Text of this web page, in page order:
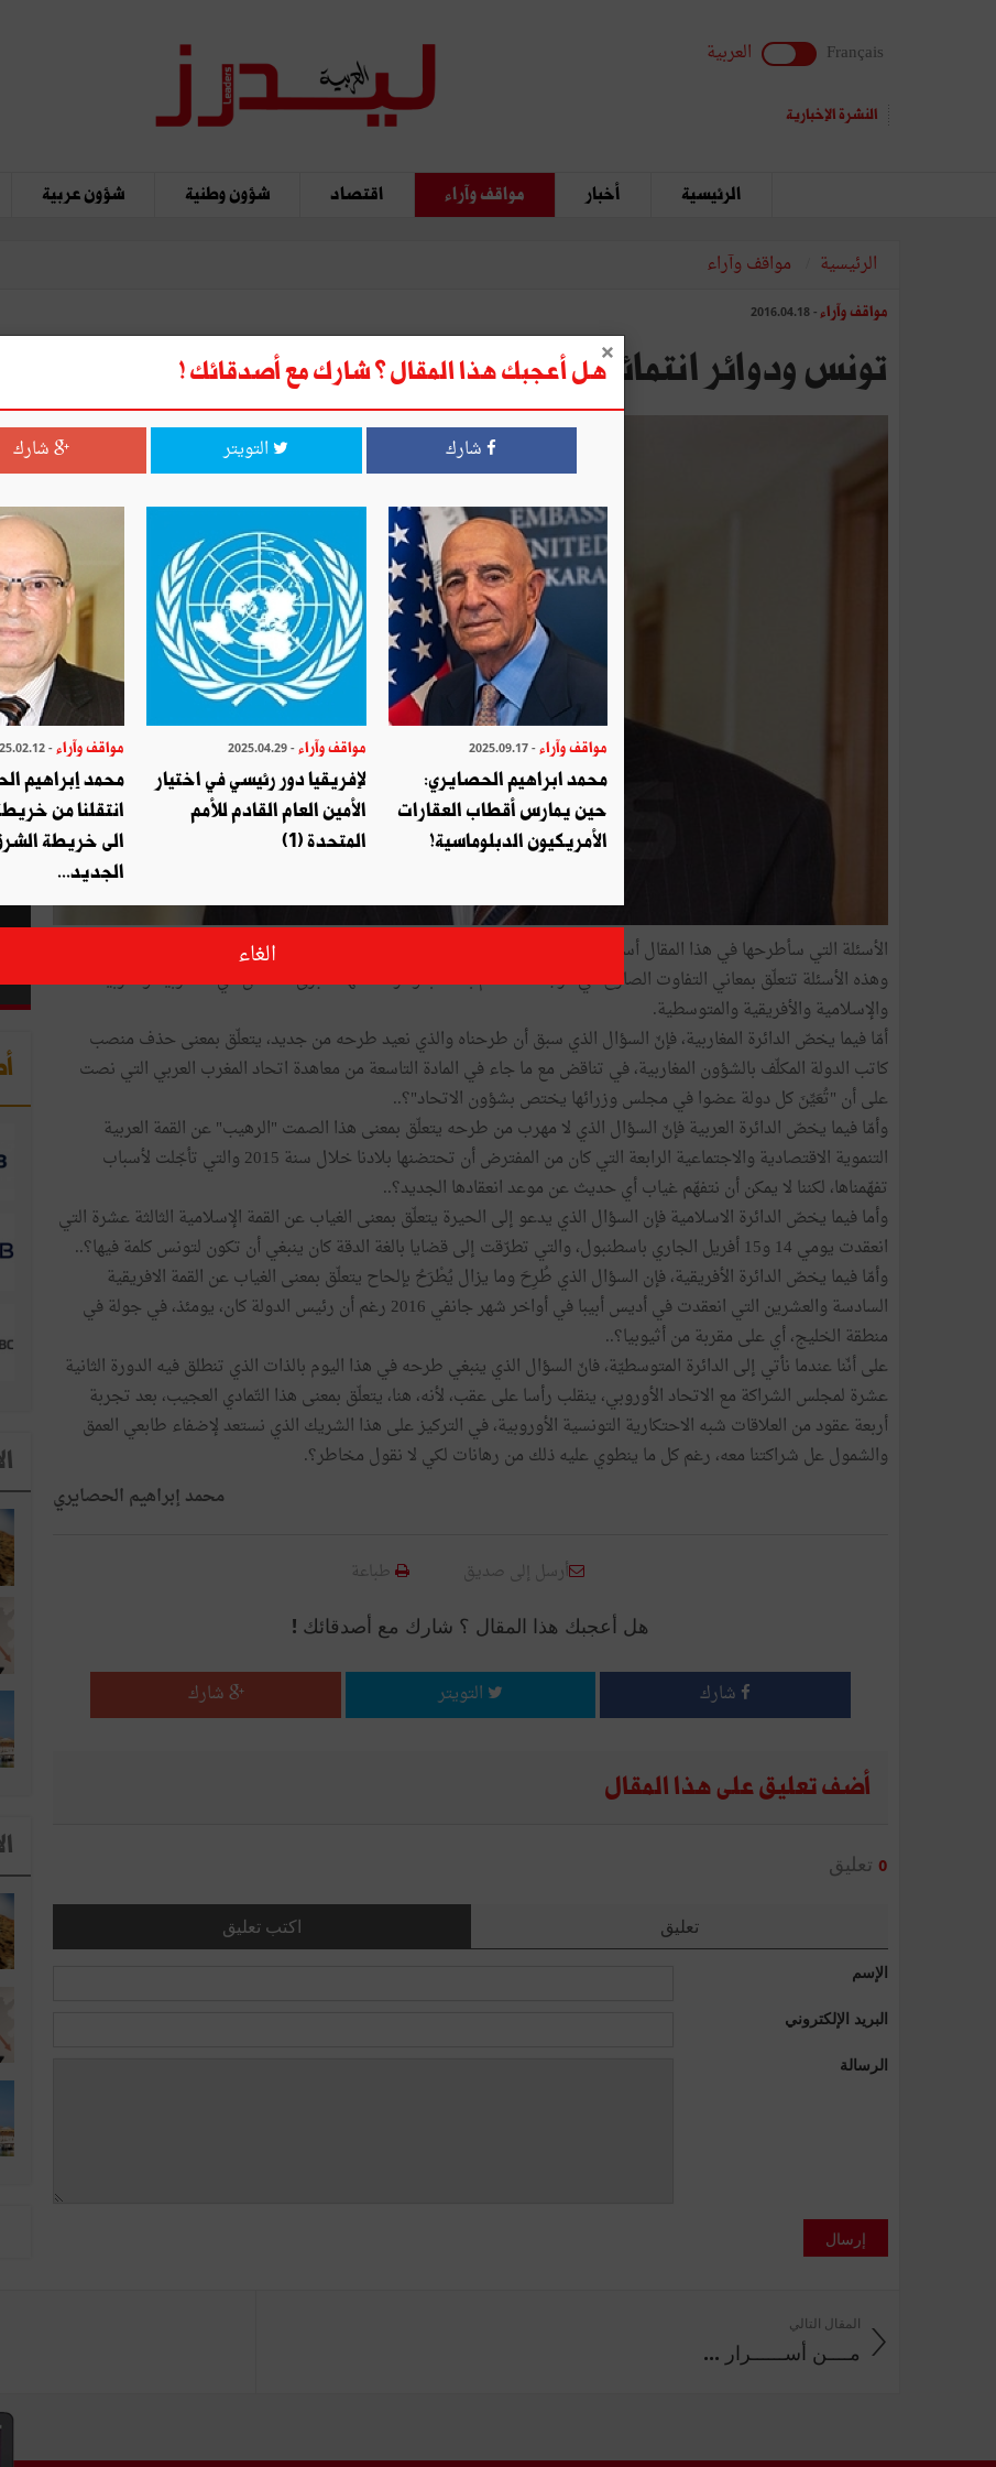
Français العربية
النشرة الإخبارية
الرئيسية أخبار مواقف وآراء اقتصاد شؤون وطنية شؤون عربية
الرئيسية مواقف وآراء
مواقف وآراء - 2016.04.18
تونس ودوائر انتمائها الكبرى...
الأسئلة التي سأطرحها في هذا المقال أسئلة جديرة بالطرح، وهي مشروعة وحقيقيّة وتنتظر أجوبة شافية ضافية عليها.
وهذه الأسئلة تتعلّق بمعاني التفاوت الصارخ في درجات اهتمام بلادنا بدوائر انتمائها الكبرى الخمس، أي المغاربية والعربية
والإسلامية والأفريقية والمتوسطية.
أمّا فيما يخصّ الدائرة المغاربية، فإنّ السؤال الذي سبق أن طرحناه والذي نعيد طرحه من جديد، يتعلّق بمعنى حذف منصب
كاتب الدولة المكلّف بالشؤون المغاربية، في تناقض مع ما جاء في المادة التاسعة من معاهدة اتحاد المغرب العربي التي نصت
على أن "تُعَيِّنَ كل دولة عضوا في مجلس وزرائها يختص بشؤون الاتحاد"؟..
وأمّا فيما يخصّ الدائرة العربية فإنّ السؤال الذي لا مهرب من طرحه يتعلّق بمعنى هذا الصمت "الرهيب" عن القمة العربية
التنموية الاقتصادية والاجتماعية الرابعة التي كان من المفترض أن تحتضنها بلادنا خلال سنة 2015 والتي تأجّلت لأسباب
تفهّمناها، لكننا لا يمكن أن نتفهّم غياب أي حديث عن موعد انعقادها الجديد؟..
وأما فيما يخصّ الدائرة الاسلامية فإن السؤال الذي يدعو إلى الحيرة يتعلّق بمعنى الغياب عن القمة الإسلامية الثالثة عشرة التي
انعقدت يومي 14 و15 أفريل الجاري باسطنبول، والتي تطرّقت إلى قضايا بالغة الدقة كان ينبغي أن تكون لتونس كلمة فيها؟..
وأمّا فيما يخصّ الدائرة الأفريقية، فإن السؤال الذي طُرِحَ وما يزال يُطْرَحُ بإلحاح يتعلّق بمعنى الغياب عن القمة الافريقية
السادسة والعشرين التي انعقدت في أديس أبيبا في أواخر شهر جانفي 2016 رغم أن رئيس الدولة كان، يومئذ، في جولة في
منطقة الخليج، أي على مقربة من أثيوبيا؟..
على أنّنا عندما نأتي إلى الدائرة المتوسطيّة، فانّ السؤال الذي ينبغي طرحه في هذا اليوم بالذات الذي تنطلق فيه الدورة الثانية
عشرة لمجلس الشراكة مع الاتحاد الأوروبي، ينقلب رأسا على عقب، لأنه، هنا، يتعلّق بمعنى هذا التّمادي العجيب، بعد تجربة
أربعة عقود من العلاقات شبه الاحتكارية التونسية الأوروبية، في التركيز على هذا الشريك الذي نستعد لإضفاء طابعي العمق
والشمول عل شراكتنا معه، رغم كل ما ينطوي عليه ذلك من رهانات لكي لا نقول مخاطر؟.
محمد إبراهيم الحصايري
أرسل إلى صديق طباعة
هل أعجبك هذا المقال ؟ شارك مع أصدقائك !
شارك التويتر شارك
أضف تعليق على هذا المقال
0 تعليق
اكتب تعليق تعليق
الإسم
البريد الإلكتروني
الرسالة
إرسال
المقال التالي
مــــن أســــــرار ...
هل أعجبك هذا المقال ؟ شارك مع أصدقائك !
شارك التويتر شارك
مواقف وآراء - 2025.09.17
محمد ابراهيم الحصايري:
حين يمارس أقطاب العقارات
الأمريكيون الدبلوماسية!
مواقف وآراء - 2025.04.29
لإفريقيا دور رئيسي في اختيار
الأمين العام القادم للأمم
المتحدة (1)
مواقف وآراء- 2025.02.12
محمد إبراهيم
انتقلنا من
الى خريطة
الجديد...
الغاء